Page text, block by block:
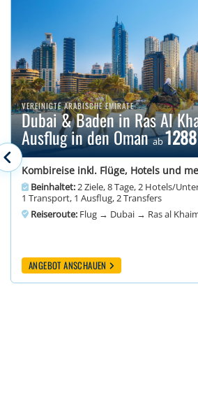
VEREINIGTE ARABISCHE EMIRATE
Dubai & Baden in Ras Al
Ausflug in den Omanab
Kombireise inkl. Flüge, Hotels und
Beinhaltet:2 Ziele, 8 Tage, 2 Hotels/
1 Transport, 1 Ausflug, 2 Transfers
Reiseroute:Flug → Dubai → Ras al
ANGEBOT ANSCHAUEN